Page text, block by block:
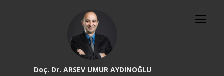
Doç. Dr. ARSEV UMUR AYDINOĞLU